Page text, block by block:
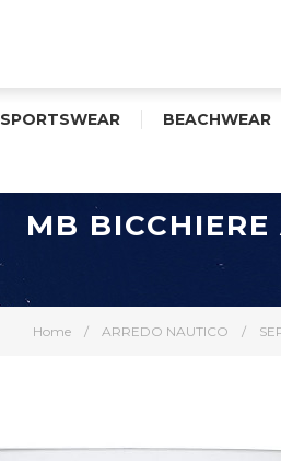
SPORTSWEAR BEACHWEAR
Home / ARREDO NAUTICO /
MB